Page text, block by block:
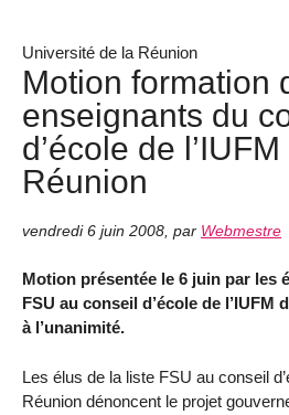
Université de la Réunion
Motion formation
enseignants du
d’école de
Réunion
vendredi 6 juin 2008 par Webmestre
Motion présentée le 6 juin par les
FSU au conseil d’école de l’IUFM
à l’unanimité.
Les élus de la liste FSU au conseil
Réunion dénoncent le projet